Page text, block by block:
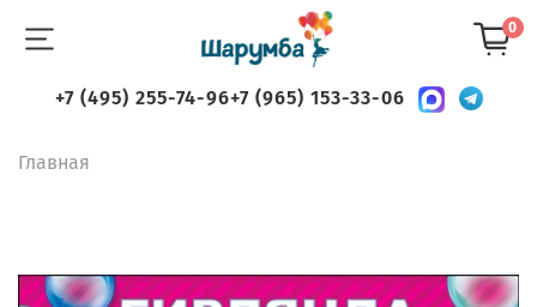
0
+7 (495) 255-74-96+7 (965) 153-33-06
Главная